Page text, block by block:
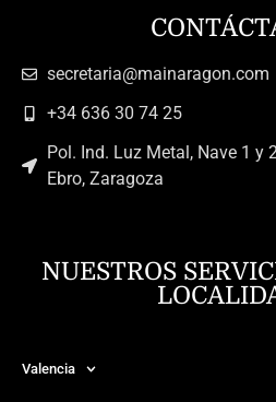
secretaria@mainaragon.com
+34 636 30 74 25
Pol. Ind. Luz Metal, Nave 1 y
Ebro, Zaragoza
NUESTROS
Valencia